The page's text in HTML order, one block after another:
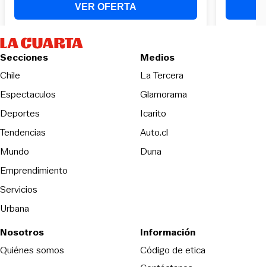
Secciones
Chile
Espectaculos
Deportes
Tendencias
Mundo
Emprendimiento
Servicios
Urbana
Medios
La TerceraOpens in new
Glamorama
Icarito
Auto.cl
DunaOpens in new window
Nosotros
Quiénes somos
Información
Código de eticaOpens in new